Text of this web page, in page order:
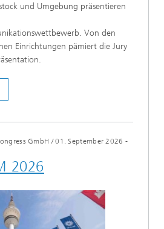
und Umgebung präsentieren
Von den
Einrichtungen pämiert die Jury
GmbH /01. September 2026 -
2026